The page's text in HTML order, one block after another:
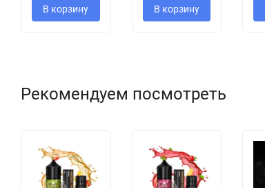
В корзину В корзину
Рекомендуем посмотреть